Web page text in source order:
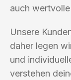
auch
Unsere
daher legen
und
verstehen